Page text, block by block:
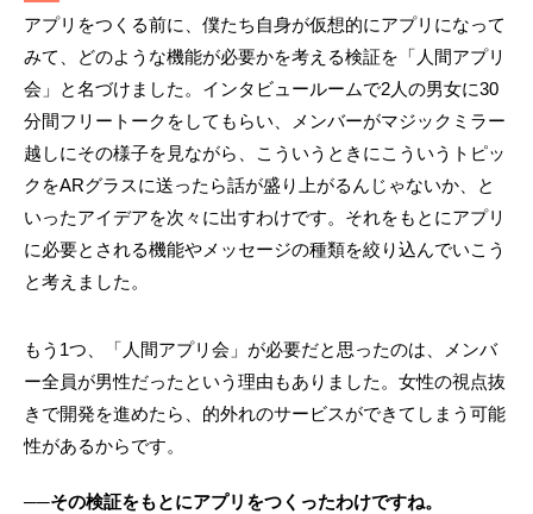
アプリをつくる前に、僕たち自身が仮想的にアプリになって
みて、どのような機能が必要かを考える検証を「人間アプリ
会」と名づけました。インタビュールームで2人の男女に30
分間フリートークをしてもらい、メンバーがマジックミラー
越しにその様子を見ながら、こういうときにこういうトピッ
クをARグラスに送ったら話が盛り上がるんじゃないか、と
いったアイデアを次々に出すわけです。それをもとにアプリ
に必要とされる機能やメッセージの種類を絞り込んでいこう
と考えました。
もう1つ、「人間アプリ会」が必要だと思ったのは、メンバ
ー全員が男性だったという理由もありました。女性の視点抜
きで開発を進めたら、的外れのサービスができてしまう可能
性があるからです。
──その検証をもとにアプリをつくったわけですね。